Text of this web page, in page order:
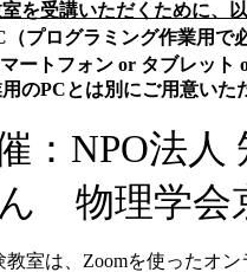
を受講いただくために、
（プログラミング作業用で
ートフォン or タブレット
のPCとは別にご用意いた
NPO法人
物理学会
教室は、Zoomを使ったオ